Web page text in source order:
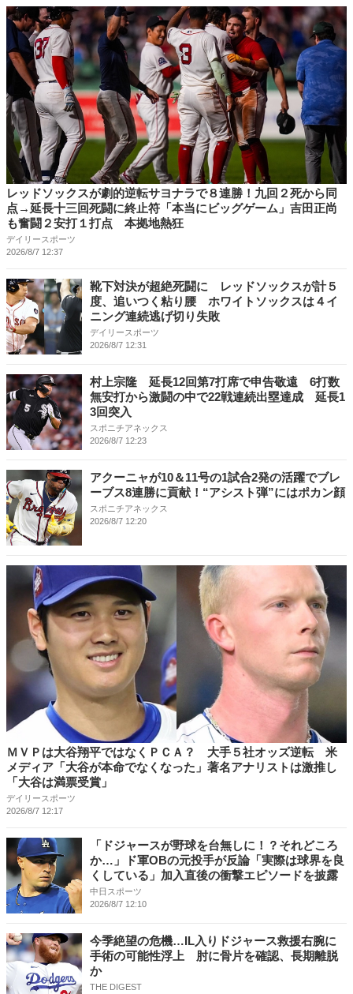
レッドソックスが劇的逆転サヨナラで８連勝！九回２死から同
点→延長十三回死闘に終止符「本当にビッグゲーム」吉田正尚
も奮闘２安打１打点 本拠地熱狂
デイリースポーツ
2026/8/7 12:37
靴下対決が超絶死闘に レッドソックスが計５
度、追いつく粘り腰 ホワイトソックスは４イ
ニング連続逃げ切り失敗
デイリースポーツ
2026/8/7 12:31
村上宗隆 延長12回第7打席で申告敬遠 6打数
無安打から激闘の中で22戦連続出塁達成 延長1
3回突入
スポニチアネックス
2026/8/7 12:23
アクーニャが10＆11号の1試合2発の活躍でブレ
ーブス8連勝に貢献！“アシスト弾”にはポカン顔
スポニチアネックス
2026/8/7 12:20
ＭＶＰは大谷翔平ではなくＰＣＡ？ 大手５社オッズ逆転 米
メディア「大谷が本命でなくなった」著名アナリストは激推し
「大谷は満票受賞」
デイリースポーツ
2026/8/7 12:17
「ドジャースが野球を台無しに！？それどころ
か…」ド軍OBの元投手が反論「実際は球界を良
くしている」加入直後の衝撃エピソードを披露
中日スポーツ
2026/8/7 12:10
今季絶望の危機…IL入りドジャース救援右腕に
手術の可能性浮上 肘に骨片を確認、長期離脱
か
THE DIGEST